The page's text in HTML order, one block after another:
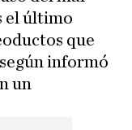
el último
que
informó
un